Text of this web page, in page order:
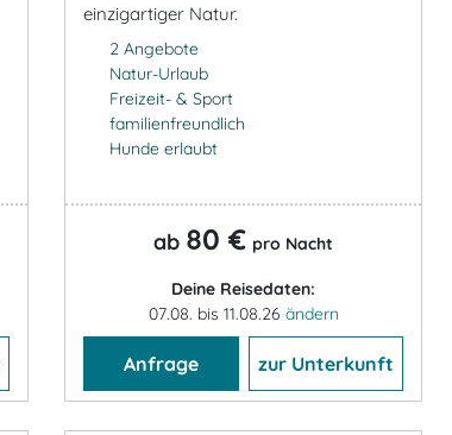
einzigartiger Natur.
2 Angebote
Natur-Urlaub
Freizeit- & Sport
familienfreundlich
Hunde erlaubt
ab 80 € pro Nacht
Deine Reisedaten:
07.08. bis 11.08.26 ändern
Anfrage zur Unterkunft